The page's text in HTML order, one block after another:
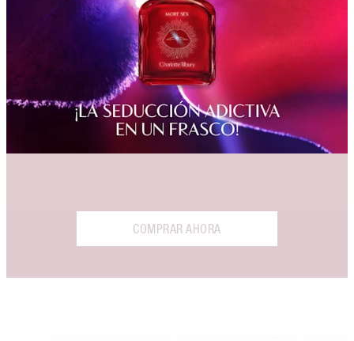
COMPRAR AHORA